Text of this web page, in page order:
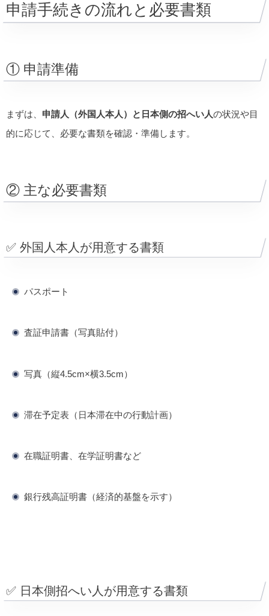
申請手続きの流れと必要書類
① 申請準備
まずは、 申請人（外国人本人）と日本側の招へい人の状況や目
的に応じて、必要な書類を確認・準備します。
② 主な必要書類
✅ 外国人本人が用意する書類
パスポート
査証申請書（写真貼付）
写真（縦4.5cm×横3.5cm）
滞在予定表（日本滞在中の行動計画）
在職証明書、在学証明書など
銀行残高証明書（経済的基盤を示す）
✅ 日本側招へい人が用意する書類